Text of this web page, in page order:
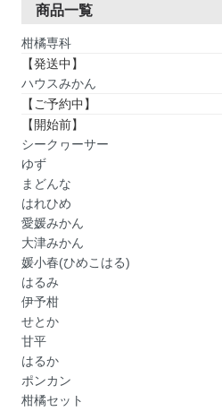
商品一覧
柑橘専科
【発送中】
ハウスみかん
【ご予約中】
【開始前】
シークヮーサー
ゆず
まどんな
はれひめ
愛媛みかん
大津みかん
媛小春(ひめこはる)
はるみ
伊予柑
せとか
甘平
はるか
ポンカン
柑橘セット